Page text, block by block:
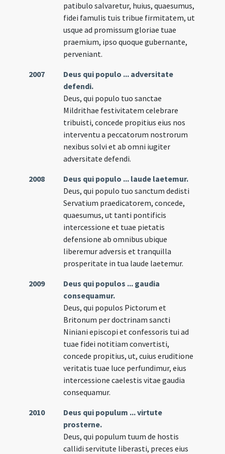
patibulo salvaretur, huius, quaesumus,
fidei famulis tuis tribue firmitatem, ut
usque ad promissum gloriae tuae
praemium, ipso quoque gubernante,
perveniant.
2007
Deus qui populo ... adversitate
defendi.
Deus, qui populo tuo sanctae
Mildrithae festivitatem celebrare
tribuisti, concede propitius eius nos
interventu a peccatorum nostrorum
nexibus solvi et ab omni iugiter
adversitate defendi.
2008
Deus qui populo ... laude laetemur.
Deus, qui populo tuo sanctum dedisti
Servatium praedicatorem, concede,
quaesumus, ut tanti pontificis
intercessione et tuae pietatis
defensione ab omnibus ubique
liberemur adversis et tranquilla
prosperitate in tua laude laetemur.
2009
Deus qui populos ... gaudia
consequamur.
Deus, qui populos Pictorum et
Britonum per doctrinam sancti
Niniani episcopi et confessoris tui ad
tuae fidei notitiam convertisti,
concede propitius, ut, cuius eruditione
veritatis tuae luce perfundimur, eius
intercessione caelestis vitae gaudia
consequamur.
2010
Deus qui populum ... virtute
prosterne.
Deus, qui populum tuum de hostis
callidi servitute liberasti, preces eius